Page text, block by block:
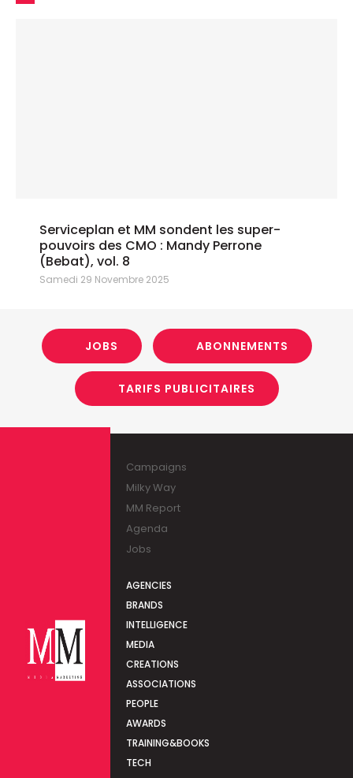
Serviceplan et MM sondent les super-
pouvoirs des CMO : Mandy Perrone
(Bebat), vol. 8
Samedi 29 Novembre 2025
JOBS ABONNEMENTS
TARIFS PUBLICITAIRES
Campaigns
Milky Way
MM Report
Agenda
Jobs
AGENCIES
BRANDS
INTELLIGENCE
MEDIA
CREATIONS
ASSOCIATIONS
PEOPLE
AWARDS
TRAINING&BOOKS
TECH